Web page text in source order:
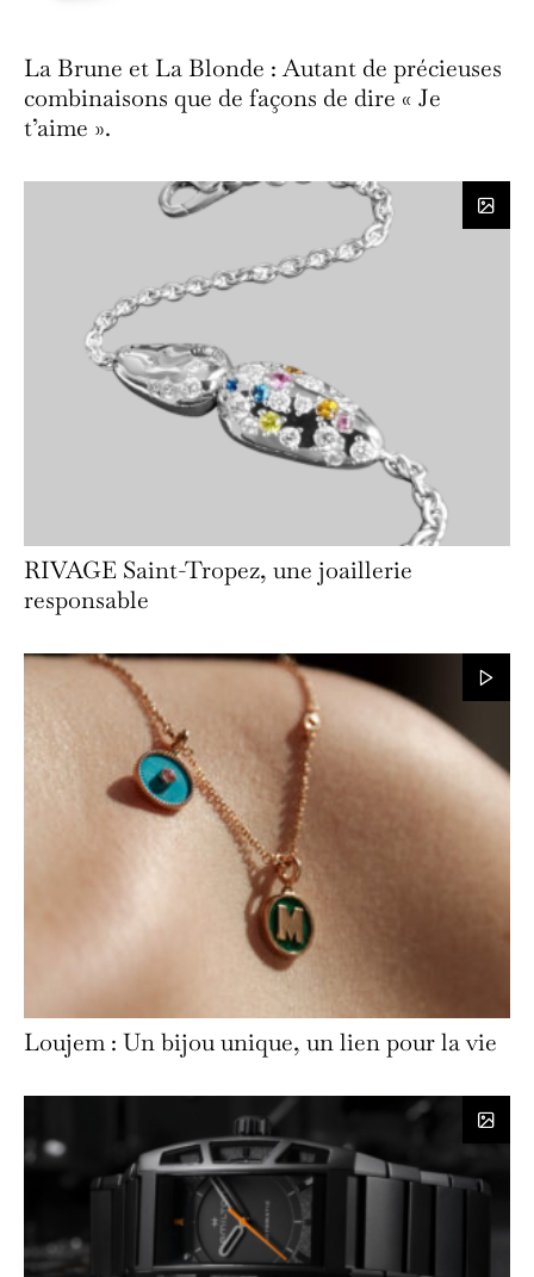
La Brune et La Blonde : Autant de précieuses
combinaisons que de façons de dire « Je
t’aime ».
RIVAGE Saint-Tropez, une joaillerie
responsable
Loujem : Un bijou unique, un lien pour la vie